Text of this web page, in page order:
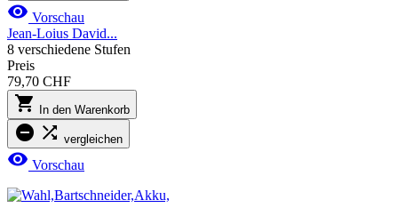
 Vorschau
Jean-Loius David...
8 verschiedene Stufen
Preis
79,70 CHF
 In den Warenkorb
  vergleichen
 Vorschau